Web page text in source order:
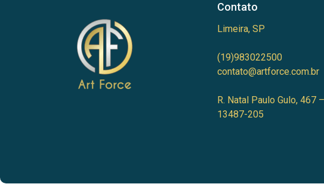
Contato
Limeira, SP
(19)983022500
contato@artforce.com.br
R. Natal Paulo Gulo, 467
13487-205